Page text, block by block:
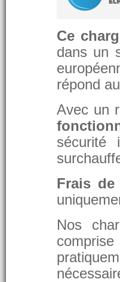
Ce
dans un
répond
Avec un
sécurité
Frais
Nos